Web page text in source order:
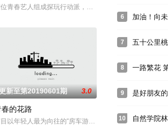
结多元职业的独居男性的生活图鉴，通过真实的独居
青春艺人组成探玩行动派，他们将穿越各大城市，以
康永,爆爆,陈述,DAVY,东成西就,
新至第20190601期 3.0
春的花路
以年轻人最为向往的“房车游历生活”为切口，邀请范
6 加油！向
7 五十公里
8 一路繁花
9 是好朋友
10 自然学院